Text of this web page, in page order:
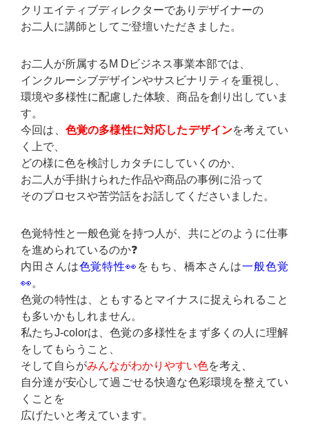
クリエイティブディレクターでありデザイナーの
お二人に講師としてご登壇いただきました。
お二人が所属するM Dビジネス事業本部では、
インクルーシブデザインやサスビナリティを重視し、
環境や多様性に配慮した体験、商品を創り出していま
す。
今回は、 色覚の多様性に対応したデザインを考えてい
く上で、
どの様に色を検討しカタチにしていくのか、
お二人が手掛けられた作品や商品の事例に沿って
そのプロセスや苦労話をお話してくださいました。
色覚特性と一般色覚を持つ人が、共にどのように仕事
を進められているのか❓
内田さんは色覚特性👀 をもち、橋本さんは一般色覚
👀。
色覚の特性は、ともするとマイナスに捉えられること
も多いかもしれません。
私たちJ-colorは、色覚の多様性をまず多くの人に理解
をしてもらうこと、
そして自らがみんながわかりやすい色を考え、
自分達が安心して過ごせる快適な色彩環境を整えてい
くことを
広げたいと考えています。